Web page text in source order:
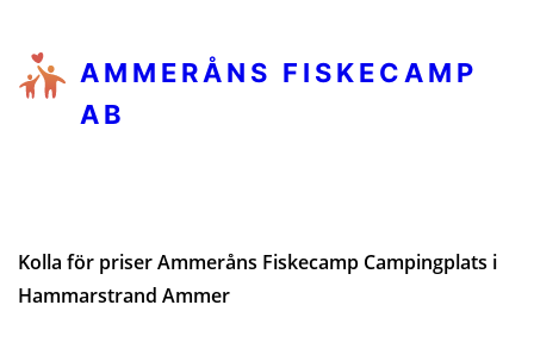
AMMERÅNS FISKECAMP
AB
Kolla för priser Ammeråns Fiskecamp Campingplats i
Hammarstrand Ammer